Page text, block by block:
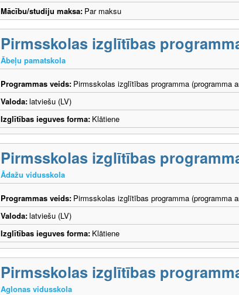
Mācību/studiju maksa: Par maksu
Pirmsskolas izglītības
Ābeļu pamatskola
Programmas veids: Pirmsskolas izglītības programma (programma
Valoda:latviešu (LV)
Izglītības ieguves forma: Klātiene
Pirmsskolas izglītības
Ādažu vidusskola
Programmas veids: Pirmsskolas izglītības programma (programma
Valoda:latviešu (LV)
Izglītības ieguves forma: Klātiene
Pirmsskolas izglītības
Aglonas vidusskola